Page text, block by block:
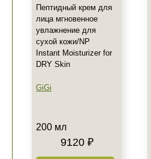
Пептидный крем для
лица мгновенное
увлажнение для
сухой кожи/NP
Instant Moisturizer for
DRY Skin
GiGi
200 мл
9120 ₽